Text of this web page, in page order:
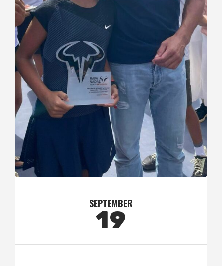
SEPTEMBER
19